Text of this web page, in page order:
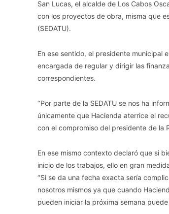
San Lucas, el alcalde de Los Cabos
con los proyectos de obra, misma que
(SEDATU).
En ese sentido, el presidente municipal
encargada de regular y dirigir las
correspondientes.
‘‘Por parte de la SEDATU se nos ha
únicamente que Hacienda aterrice el
con el compromiso del presidente de la
En ese mismo contexto declaró que si
inicio de los trabajos, ello en gran
‘‘Si se da una fecha exacta sería
nosotros mismos ya que cuando
pueden iniciar la próxima semana